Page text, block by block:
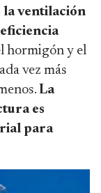
la ventilación
hormigón y el
vez más
La
es
para